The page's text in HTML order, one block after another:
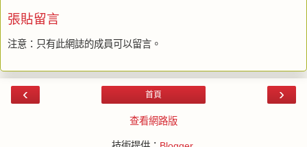
張貼留言
注意：只有此網誌的成員可以留言。
‹ ›
首頁
查看網路版